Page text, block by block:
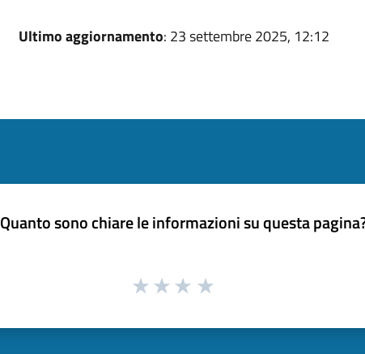
Ultimo aggiornamento: 23 settembre 2025, 12:12
Quanto sono chiare le informazioni su questa